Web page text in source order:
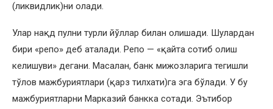
(ликвидлик)ни олади.
Улар нақд пулни турли йўллар билан олишади. Шулардан
бири «репо» деб аталади. Репо — «қайта сотиб олиш
келишуви» дегани. Масалан, банк мижозларига тегишли
тўлов мажбуриятлари (қарз тилхати)га эга бўлади. У бу
мажбуриятларни Марказий банкка сотади. Эътибор